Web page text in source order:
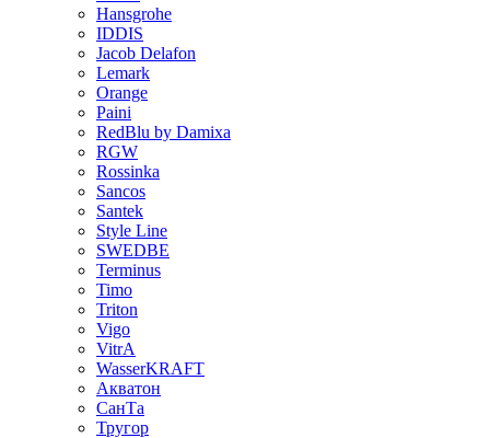
Hansgrohe
IDDIS
Jacob Delafon
Lemark
Orange
Paini
RedBlu by Damixa
RGW
Rossinka
Sancos
Santek
Style Line
SWEDBE
Terminus
Timo
Triton
Vigo
VitrA
WasserKRAFT
Акватон
СанТа
Тругор